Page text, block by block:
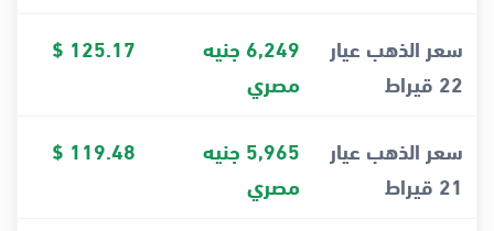
سعر الذهب عيار
22 قيراط
6,249 جنيه
مصري
125.17 $
سعر الذهب عيار
21 قيراط
5,965 جنيه
مصري
119.48 $